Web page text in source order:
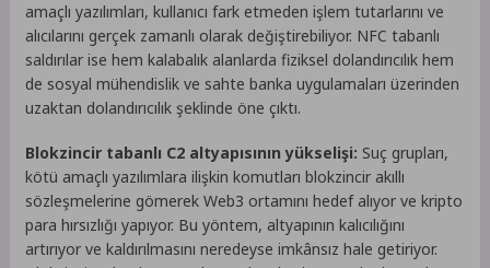
amaçlı yazılımları, kullanıcı fark etmeden işlem tutarlarını ve
alıcılarını gerçek zamanlı olarak değiştirebiliyor. NFC tabanlı
saldırılar ise hem kalabalık alanlarda fiziksel dolandırıcılık hem
de sosyal mühendislik ve sahte banka uygulamaları üzerinden
uzaktan dolandırıcılık şeklinde öne çıktı.
Blokzincir tabanlı C2 altyapısının yükselişi: Suç grupları,
kötü amaçlı yazılımlara ilişkin komutları blokzincir akıllı
sözleşmelerine gömerek Web3 ortamını hedef alıyor ve kripto
para hırsızlığı yapıyor. Bu yöntem, altyapının kalıcılığını
artırıyor ve kaldırılmasını neredeyse imkânsız hale getiriyor.